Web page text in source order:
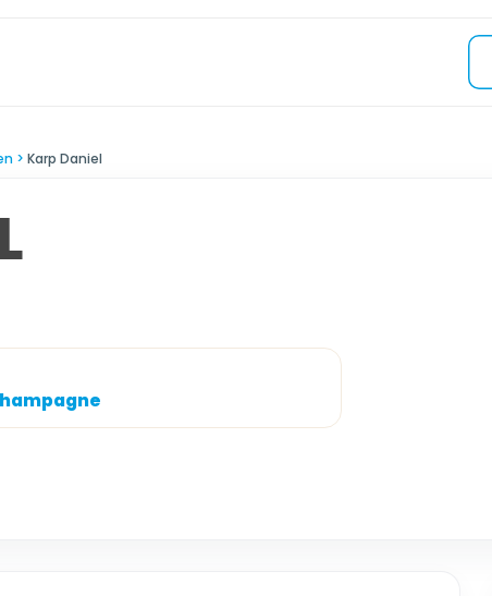
Karp Daniel